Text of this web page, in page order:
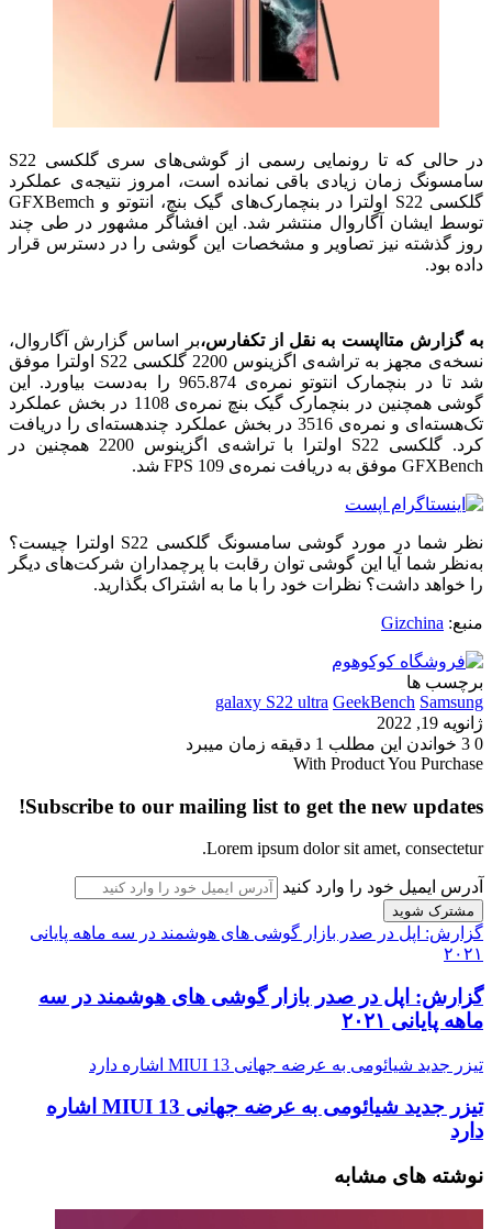
در حالی که تا رونمایی رسمی از گوشی‌های سری گلکسی S22
سامسونگ زمان زیادی باقی نمانده است، امروز نتیجه‌ی عملکرد
گلکسی S22 اولترا در بنچمارک‌های گیک بنچ، انتوتو و GFXBemch
توسط ایشان آگاروال منتشر شد. این افشاگر مشهور در طی چند
روز گذشته نیز تصاویر و مشخصات این گوشی را در دسترس قرار
داده بود.
به گزارش متااپست به نقل از تکفارس،بر اساس گزارش آگاروال،
نسخه‌ی مجهز به تراشه‌ی اگزینوس 2200 گلکسی S22 اولترا موفق
شد تا در بنچمارک انتوتو نمره‌ی 965.874 را به‌دست بیاورد. این
گوشی همچنین در بنچمارک گیک بنچ نمره‌ی 1108 در بخش عملکرد
تک‌هسته‌ای و نمره‌ی 3516 در بخش عملکرد چندهسته‌ای را دریافت
کرد. گلکسی S22 اولترا با تراشه‌ی اگزینوس 2200 همچنین در
GFXBench موفق به دریافت نمره‌ی 109 FPS شد.
نظر شما در مورد گوشی سامسونگ گلکسی S22 اولترا چیست؟
به‌نظر شما آیا این گوشی توان رقابت با پرچمداران شرکت‌های دیگر
را خواهد داشت؟ نظرات خود را با ما به اشتراک بگذارید.
منبع: Gizchina
برچسب ها
galaxy S22 ultra GeekBench Samsung
ژانویه 19, 2022
0
خواندن این مطلب 1 دقیقه زمان میبرد
With Product You Purchase
Subscribe to our mailing list to get the new updates!
Lorem ipsum dolor sit amet, consectetur.
آدرس ایمیل خود را وارد کنید
گزارش: اپل در صدر بازار گوشی های هوشمند در سه ماهه پایانی
۲۰۲۱
گزارش: اپل در صدر بازار گوشی های هوشمند در سه
ماهه پایانی ۲۰۲۱
تیزر جدید شیائومی به عرضه جهانی MIUI 13 اشاره دارد
تیزر جدید شیائومی به عرضه جهانی MIUI 13 اشاره
دارد
نوشته های مشابه